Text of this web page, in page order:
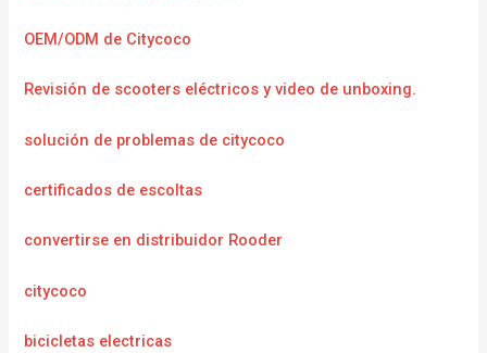
OEM/ODM de Citycoco
Revisión de scooters eléctricos y video de unboxing.
solución de problemas de citycoco
certificados de escoltas
convertirse en distribuidor Rooder
citycoco
bicicletas electricas